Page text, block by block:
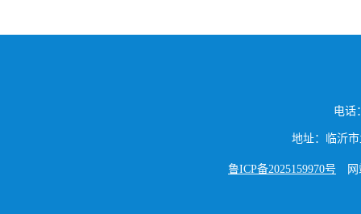
电话
地址：临沂
鲁ICP备2025159970号 网